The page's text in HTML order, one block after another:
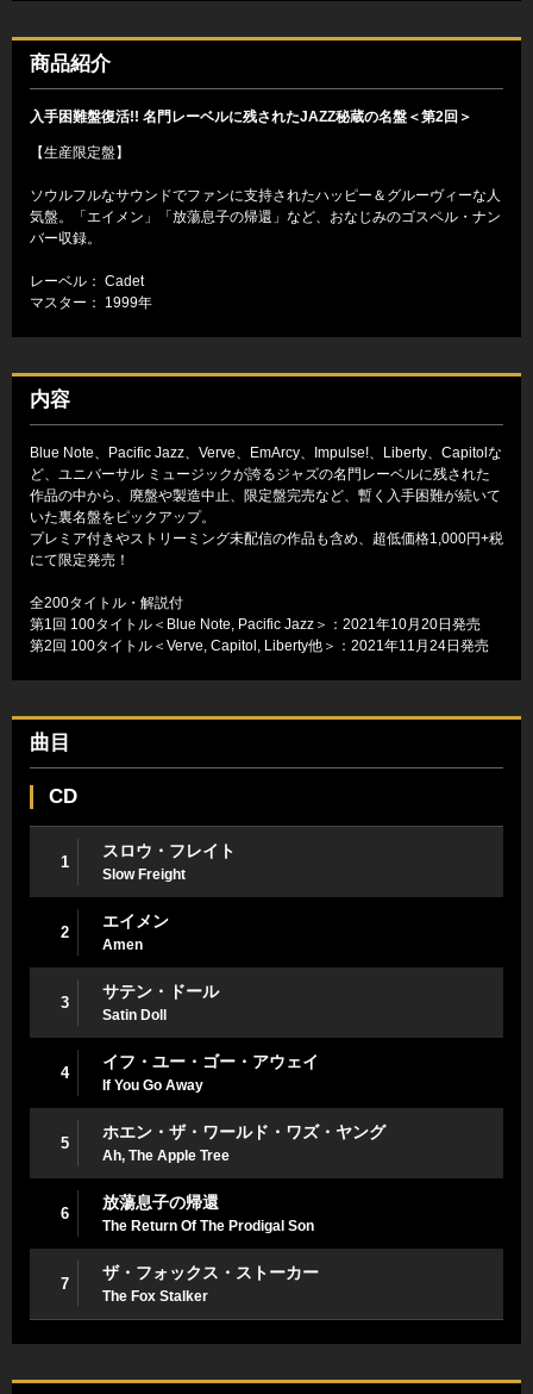
商品紹介
入手困難盤復活!! 名門レーベルに残されたJAZZ秘蔵の名盤＜第2回＞
【生産限定盤】
ソウルフルなサウンドでファンに支持されたハッピー＆グルーヴィーな人
気盤。「エイメン」「放蕩息子の帰還」など、おなじみのゴスペル・ナン
バー収録。
レーベル： Cadet
マスター： 1999年
内容
Blue Note、Pacific Jazz、Verve、EmArcy、Impulse!、Liberty、Capitolな
ど、ユニバーサル ミュージックが誇るジャズの名門レーベルに残された
作品の中から、廃盤や製造中止、限定盤完売など、暫く入手困難が続いて
いた裏名盤をピックアップ。
プレミア付きやストリーミング未配信の作品も含め、超低価格1,000円+税
にて限定発売！
全200タイトル・解説付
第1回 100タイトル＜Blue Note, Pacific Jazz＞：2021年10月20日発売
第2回 100タイトル＜Verve, Capitol, Liberty他＞：2021年11月24日発売
曲目
CD
1
スロウ・フレイト
Slow Freight
2
エイメン
Amen
3
サテン・ドール
Satin Doll
4
イフ・ユー・ゴー・アウェイ
If You Go Away
5
ホエン・ザ・ワールド・ワズ・ヤング
Ah, The Apple Tree
6
放蕩息子の帰還
The Return Of The Prodigal Son
7
ザ・フォックス・ストーカー
The Fox Stalker